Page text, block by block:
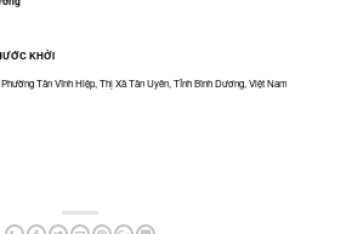
KHỞI
Tân Vĩnh Hiệp, Thị Xã Tân Uyên, Tỉnh Bình Dương, Việt Nam